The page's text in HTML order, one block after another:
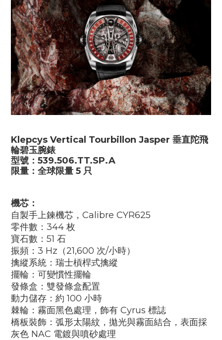
Klepcys Vertical Tourbillon Jasper 垂直陀飛
輪碧玉腕錶
型號： 539.506.TT.SP.A
限量：全球限量 5 只
機芯：
自製手上鍊機芯， Calibre CYR625
零件數： 344 枚
寶石數： 51 石
振頻： 3 Hz （21,600 次/小時）
擒縱系統：瑞士槓桿式擒縱
擺輪：可變慣性擺輪
發條盒：雙發條盒配置
動力儲存：約 100 小時
棘輪：霧面黑色處理，飾有 Cyrus 標誌
橋板裝飾：弧形太陽紋，拋光與霧面結合，表面採
灰色 NAC 電鍍與噴砂處理